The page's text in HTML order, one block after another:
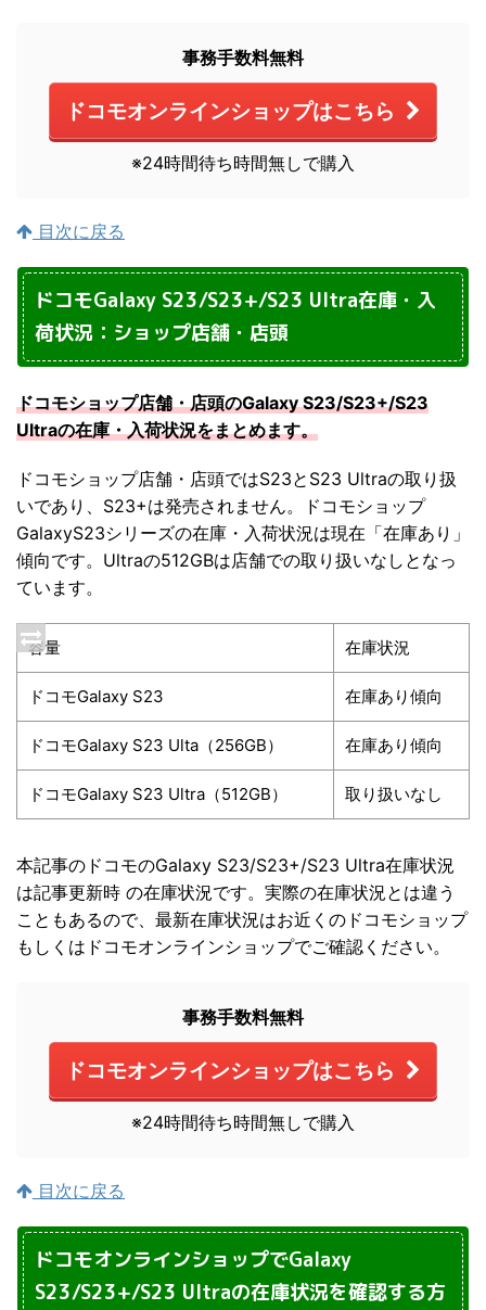
事務手数料無料
ドコモオンラインショップはこちら
※24時間待ち時間無しで購入
目次に戻る
ドコモGalaxy S23/S23+/S23 Ultra在庫・入
荷状況：ショップ店舗・店頭
ドコモショップ店舗・店頭のGalaxy S23/S23+/S23
Ultraの在庫・入荷状況をまとめます。
ドコモショップ店舗・店頭ではS23とS23 Ultraの取り扱
いであり、S23+は発売されません。ドコモショップ
GalaxyS23シリーズの在庫・入荷状況は現在「在庫あり」
傾向です。Ultraの512GBは店舗での取り扱いなしとなっ
ています。
容量 在庫状況
ドコモGalaxy S23 在庫あり傾向
ドコモGalaxy S23 Ulta（256GB） 在庫あり傾向
ドコモGalaxy S23 Ultra（512GB） 取り扱いなし
本記事のドコモのGalaxy S23/S23+/S23 Ultra在庫状況
は記事更新時 の在庫状況です。実際の在庫状況とは違う
こともあるので、最新在庫状況はお近くのドコモショップ
もしくはドコモオンラインショップでご確認ください。
事務手数料無料
ドコモオンラインショップはこちら
※24時間待ち時間無しで購入
目次に戻る
ドコモオンラインショップでGalaxy
S23/S23+/S23 Ultraの在庫状況を確認する方